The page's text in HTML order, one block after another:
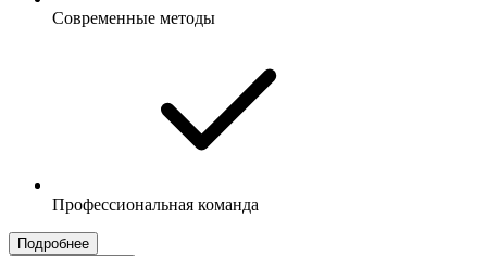
Современные методы
Профессиональная команда
Подробнее